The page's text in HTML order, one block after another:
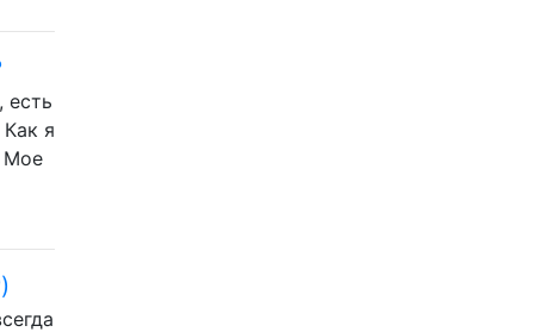
есть
я
Мое